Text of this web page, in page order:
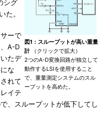
図1：スループットが高い重量
計（クリックで拡大）
2つのA-D変換回路が独立して
動作するLSIを使用すること
で、重量測定システムのスル
ープットを高めた。
シグ
た。
ーで
A-D
たデ
な
れて
イテ
、スループットが低下してし